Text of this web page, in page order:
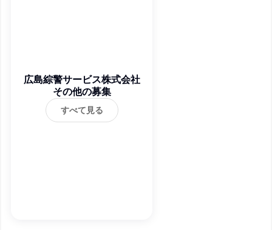
広島綜警サービス株式会社
その他の募集
すべて見る